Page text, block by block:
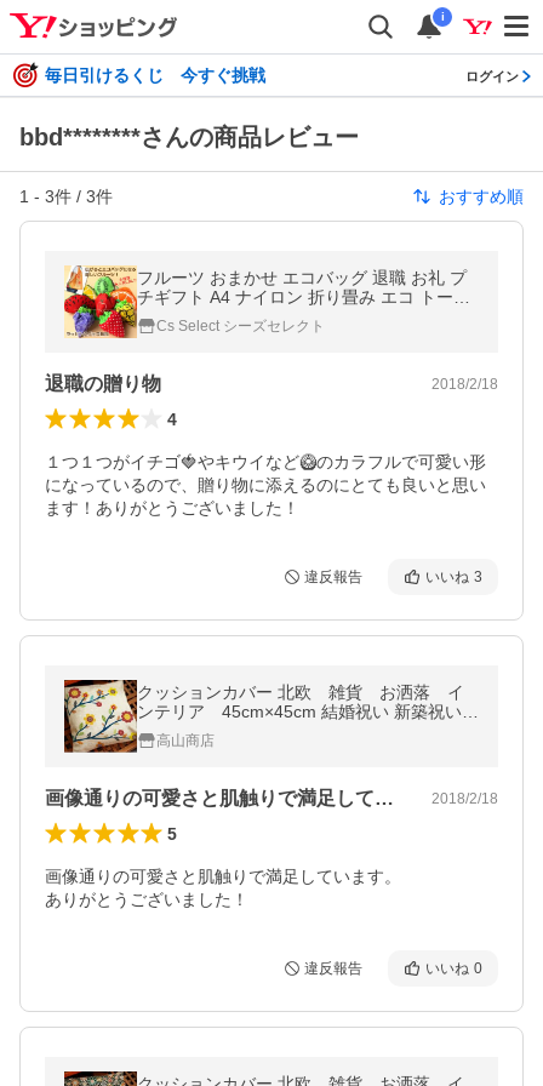
i
毎日引けるくじ 今すぐ挑戦 ログイン
bbd********さんの商品レビュー
1 - 3件 / 3件 おすすめ順
フルーツ おまかせ エコバッグ 退職 お礼 プ
チギフト A4 ナイロン 折り畳み エコ トート
ギフト ラッピング 転勤 異動 職場 お返し
Cs Select シーズセレクト
退職の贈り物 2018/2/18
4
１つ１つがイチゴ🍓やキウイなど🥝のカラフルで可愛い形
になっているので、贈り物に添えるのにとても良いと思い
ます！ありがとうございました！
違反報告 いいね 3
クッションカバー 北欧 雑貨 お洒落 イ
ンテリア 45cm×45cm 結婚祝い 新築祝い
可愛い 綿麻 水洗い可 メール便発送 代
引き不可 送料無料
高山商店
画像通りの可愛さと肌触りで満足していま… 2018/2/18
5
画像通りの可愛さと肌触りで満足しています。
ありがとうございました！
違反報告 いいね 0